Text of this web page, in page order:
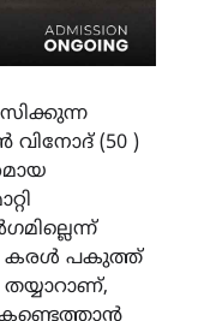
വിനോദ് (50 )
കരൾ പകുത്ത്